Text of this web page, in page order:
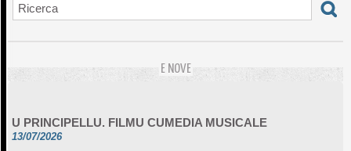
E NOVE
U PRINCIPELLU. FILMU CUMEDIA MUSICALE
13/07/2026